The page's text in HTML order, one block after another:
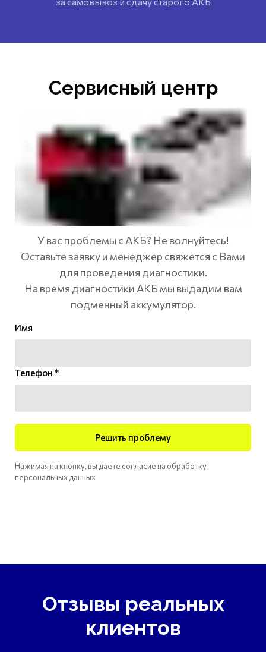
Сервисный центр
У вас проблемы с АКБ? Не волнуйтесь!
Оставьте заявку и менеджер свяжется с Вами
для проведения диагностики.
На время диагностики АКБ мы выдадим вам
подменный аккумулятор.
Имя
Телефон *
Решить проблему
Нажимая на кнопку, вы даете согласие на обработку
персональных данных
Отзывы реальных
клиентов